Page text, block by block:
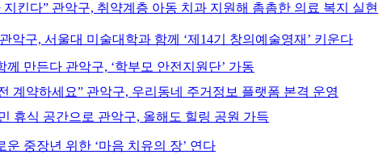
킨다” 관악구, 취약계층 아동 치과 지원해 촘촘한 의료 복지 실현
악구, 서울대 미술대학과 함께 ‘제14기 창의예술영재’ 키운다
만든다 관악구, ‘학부모 안전지원단’ 가동
계약하세요” 관악구, 우리동네 주거정보 플랫폼 본격 운영
휴식 공간으로 관악구, 올해도 힐링 공원 가득
중장년 위한 ‘마음 치유의 장’ 연다